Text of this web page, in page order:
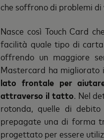
che soffrono di problemi
Nasce così Touch Card
facilità quale tipo di
offrendo un maggiore
Mastercard ha migliorato
lato frontale per
attraverso il tatto . Nel
rotonda, quelle di
prepagate una di forma
progettato per essere